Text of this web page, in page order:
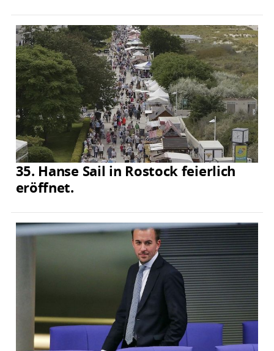
35. Hanse Sail in Rostock feierlich
eröffnet.